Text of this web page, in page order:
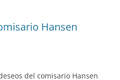
Hansen
del comisario Hansen